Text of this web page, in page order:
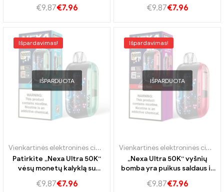
skonis
€9.87€7.96 €9.87€7.96
Išpardavimas!
IŠPARDUOTA
Vienkartinės elektroninės cigaretės Portugalija , Vienkartinės
Patirkite „Nexa Ultra 50K“
vėsų monetų kalyklą su
€9.87€7.96
Išpardavimas!
IŠPARDUOTA
Vienkartinės elektroninės cigaretės Portugalija
„Nexa Ultra 50K“ vyšnių
bomba yra puikus saldaus ir
skonio derinys.
€9.87€7.96